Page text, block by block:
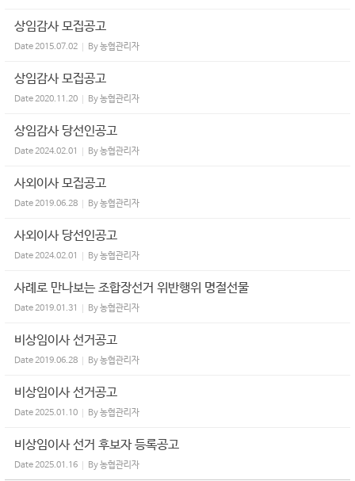
상임감사 모집공고
Date2015.07.02 By농협관리자
상임감사 모집공고
Date2020.11.20 By농협관리자
상임감사 당선인공고
Date2024.02.01 By농협관리자
사외이사 모집공고
Date2019.06.28 By농협관리자
사외이사 당선인공고
Date2024.02.01 By농협관리자
사례로 만나보는 조합장선거 위반행위 명절선물
Date2019.01.31 By농협관리자
비상임이사 선거공고
Date2019.06.28 By농협관리자
비상임이사 선거공고
Date2025.01.10 By농협관리자
비상임이사 선거 후보자 등록공고
Date2025.01.16 By농협관리자